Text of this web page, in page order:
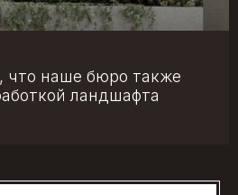
что наше бюро также
ландшафта